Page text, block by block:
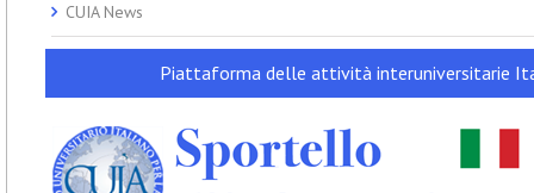
CUIA News
Piattaforma delle attività interuniversitarie